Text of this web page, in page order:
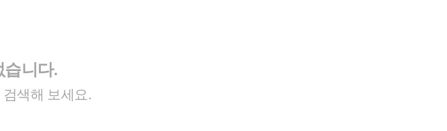
습니다.
색해 보세요.